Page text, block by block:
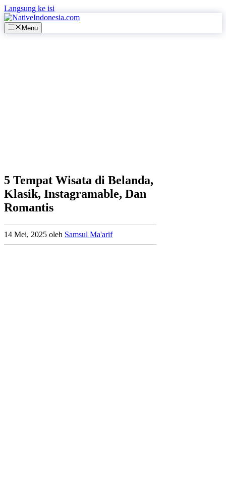
Langsung ke isi
Menu
5 Tempat Wisata di Belanda,
Klasik, Instagramable, Dan
Romantis
14 Mei, 2025 oleh Samsul Ma'arif